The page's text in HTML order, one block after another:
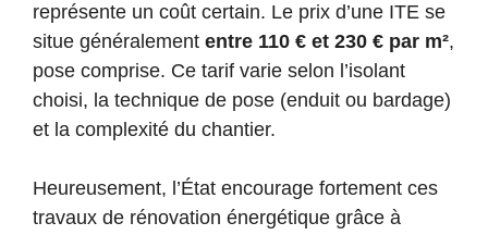
représente un coût certain. Le prix d’une ITE se
situe généralement entre 110 € et 230 € par m²,
pose comprise. Ce tarif varie selon l’isolant
choisi, la technique de pose (enduit ou bardage)
et la complexité du chantier.
Heureusement, l’État encourage fortement ces
travaux de rénovation énergétique grâce à